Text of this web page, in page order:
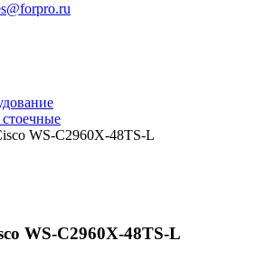
WS-C2960X-48TS-L
WS-C2960X-48TS-L